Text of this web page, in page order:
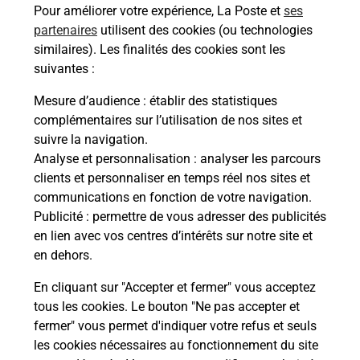
Pour améliorer votre expérience, La Poste et ses
partenaires utilisent des cookies (ou technologies
similaires). Les finalités des cookies sont les
suivantes :
Mesure d’audience : établir des statistiques
complémentaires sur l’utilisation de nos sites et
suivre la navigation.
Analyse et personnalisation : analyser les parcours
clients et personnaliser en temps réel nos sites et
communications en fonction de votre navigation.
Publicité : permettre de vous adresser des publicités
en lien avec vos centres d’intérêts sur notre site et
en dehors.
En cliquant sur "Accepter et fermer" vous acceptez
tous les cookies. Le bouton "Ne pas accepter et
fermer" vous permet d'indiquer votre refus et seuls
les cookies nécessaires au fonctionnement du site
les offres téléalarme dans votre bureau de Poste à
SAINT SAUVEUR LE VICOMTE.
En savoir plus
En savoir plus
Envoyer un colis
Vous souhaitez envoyer un colis depuis : SAINT
SAUVEUR LE VICOMTE (50390) ? Découvrez
toutes les solutions proposées par La Poste.
En savoir plus
ST SAUVEUR LE VICOMTE
SAINT SAUVEUR LE VICOMTE